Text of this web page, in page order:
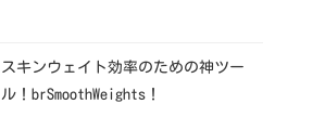
スキンウェイト効率のための神ツー
ル！brSmoothWeights！